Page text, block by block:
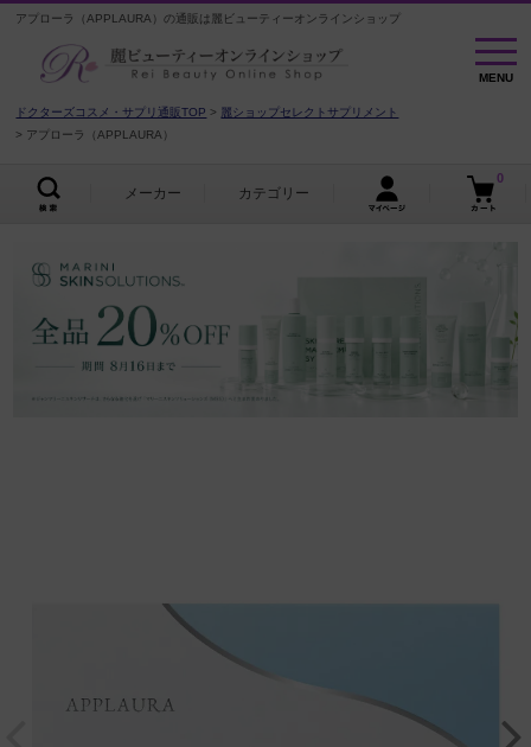
アプローラ（APPLAURA）の通販は麗ビューティーオンラインショップ
MENU
MENU
ドクターズコスメ・サプリ通販TOP
麗ショップセレクトサプリメント
アプローラ（APPLAURA）
メーカー カテゴリー
0